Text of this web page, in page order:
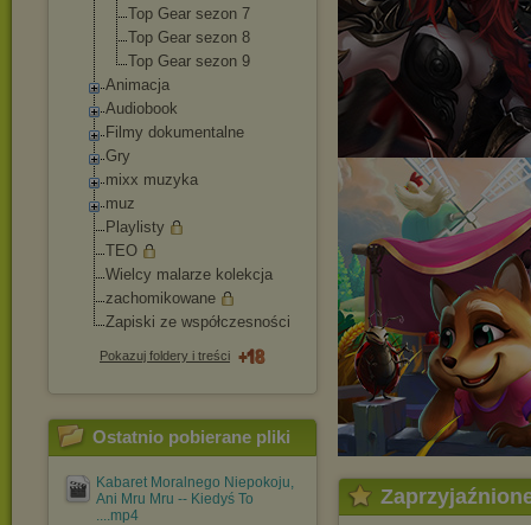
Top Gear sezon 7
Top Gear sezon 8
Top Gear sezon 9
Animacja
Audiobook
Filmy dokumentalne
Gry
mixx muzyka
muz
Playlisty
TEO
Wielcy malarze kolekcja
zachomikowane
Zapiski ze współczesności
Pokazuj foldery i treści
Ostatnio pobierane pliki
Kabaret Moralnego Niepokoju,
Ani Mru Mru -- Kiedyś To
....mp4